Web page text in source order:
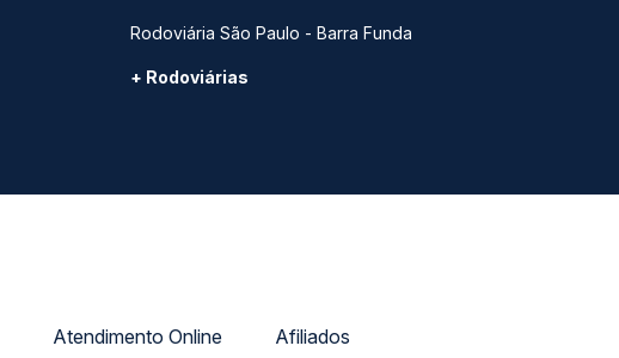
Rodoviária São Paulo - Barra Funda
+ Rodoviárias
Atendimento Online
Afiliados